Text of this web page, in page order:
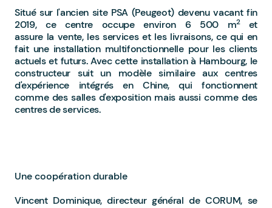
Situé sur l'ancien site PSA (Peugeot) devenu vacant fin
2019, ce centre occupe environ 6 500 m2 et
assure la vente, les services et les livraisons, ce qui en
fait une installation multifonctionnelle pour les clients
actuels et futurs.Avec cette installation à Hambourg, le
constructeur suit un modèle similaire aux centres
d'expérience intégrés en Chine, qui fonctionnent
comme des salles d'exposition mais aussi comme des
centres de services.
Une coopération durable
Vincent Dominique, directeur général de CORUM, se